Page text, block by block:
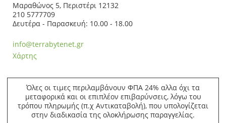
Μαραθώνος 5, Περιστέρι 12132
210 5777709
Δευτέρα - Παρασκευή: 10.00 - 18.00
info@terrabytenet.gr
Χάρτης
Όλες οι τιμες περιλαμβάνουν ΦΠΑ 24% αλλα όχι τα
μεταφορικά και οι επιπλέον επιβαρύνσεις, λόγω του
τρόπου πληρωμής (π.χ Αντικαταβολή), που υπολογίζεται
στην διαδικασία της ολοκλήρωσης παραγγελίας.